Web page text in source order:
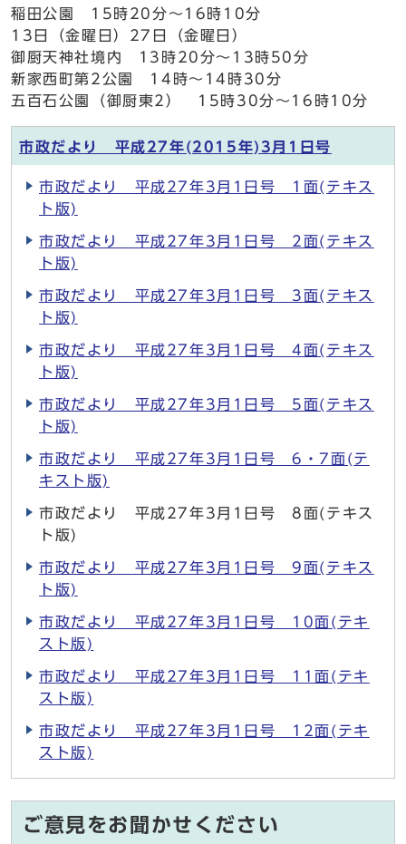
稲田公園 15時20分～16時10分
13日（金曜日）27日（金曜日）
御厨天神社境内 13時20分～13時50分
新家西町第2公園 14時～14時30分
五百石公園（御厨東2） 15時30分～16時10分
市政だより 平成27年(2015年)3月1日号
市政だより 平成27年3月1日号 1面(テキス
ト版)
市政だより 平成27年3月1日号 2面(テキス
ト版)
市政だより 平成27年3月1日号 3面(テキス
ト版)
市政だより 平成27年3月1日号 4面(テキス
ト版)
市政だより 平成27年3月1日号 5面(テキス
ト版)
市政だより 平成27年3月1日号 6・7面(テ
キスト版)
市政だより 平成27年3月1日号 8面(テキス
ト版)
市政だより 平成27年3月1日号 9面(テキス
ト版)
市政だより 平成27年3月1日号 10面(テキ
スト版)
市政だより 平成27年3月1日号 11面(テキ
スト版)
市政だより 平成27年3月1日号 12面(テキ
スト版)
ご意見をお聞かせください